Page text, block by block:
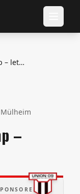
4. Uniöner Feriencamp – letzter Tag
–